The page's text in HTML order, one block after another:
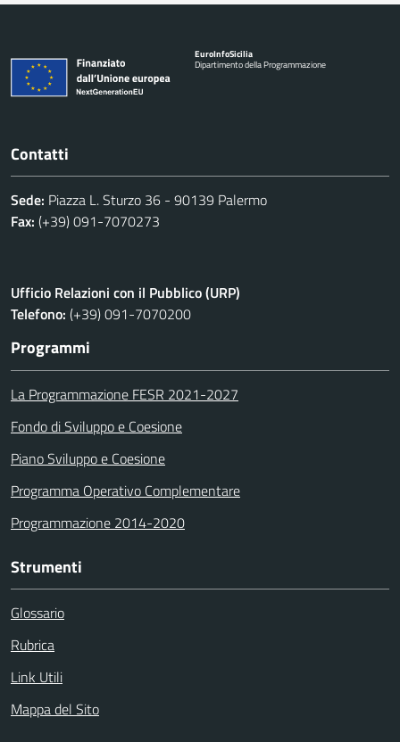
EuroInfoSicilia
Dipartimento della Programmazione
Contatti
Sede: Piazza L. Sturzo 36 - 90139 Palermo
Fax: (+39) 091-7070273
Ufficio Relazioni con il Pubblico (URP)
Telefono: (+39) 091-7070200
Programmi
La Programmazione FESR 2021-2027
Fondo di Sviluppo e Coesione
Piano Sviluppo e Coesione
Programma Operativo Complementare
Programmazione 2014-2020
Strumenti
Glossario
Rubrica
Link Utili
Mappa del Sito